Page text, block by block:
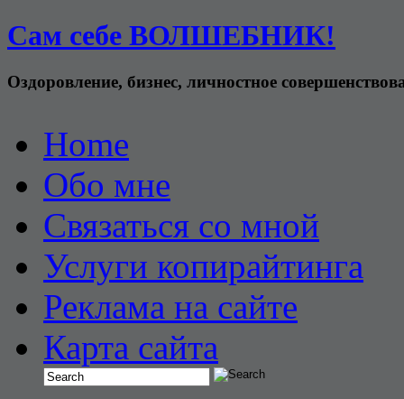
Сам себе ВОЛШЕБНИК!
Оздоровление, бизнес, личностное
Home
Обо мне
Связаться со мной
Услуги копирайтинга
Реклама на сайте
Карта сайта